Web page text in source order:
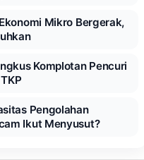
Mikro Bergerak,
Komplotan Pencuri
Pengolahan
Ikut Menyusut?